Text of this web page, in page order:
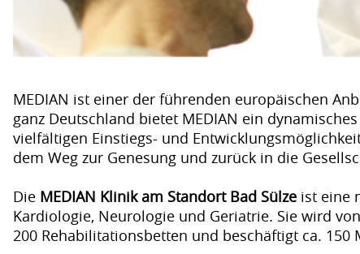
MEDIAN ist einer der führenden europäischen
ganz Deutschland bietet MEDIAN ein
vielfältigen Einstiegs- und
dem Weg zur Genesung und zurück in die
Die MEDIAN Klinik am Standort Bad Sülze ist eine
Kardiologie, Neurologie und Geriatrie. Sie wird
200 Rehabilitationsbetten und beschäftigt ca.